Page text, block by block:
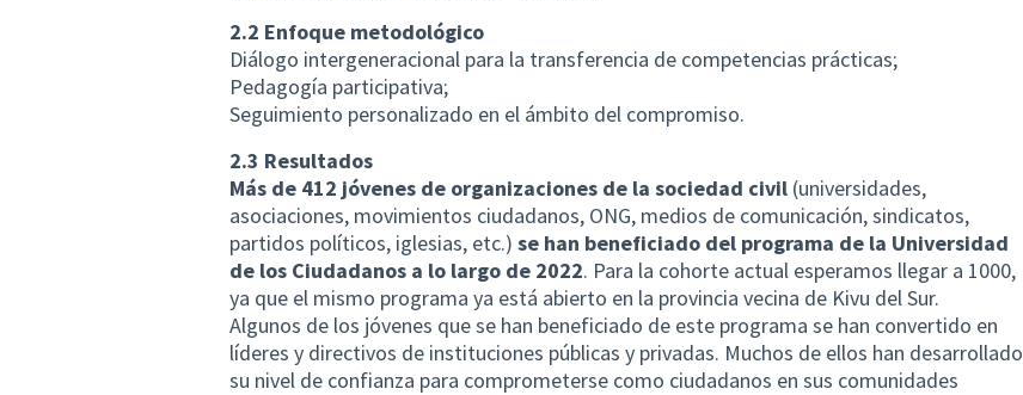
2.2 Enfoque metodológico
Diálogo intergeneracional para la transferencia de competencias prácticas;
Pedagogía participativa;
Seguimiento personalizado en el ámbito del compromiso.
2.3 Resultados
Más de 412 jóvenes de organizaciones de la sociedad civil (universidades,
asociaciones, movimientos ciudadanos, ONG, medios de comunicación, sindicatos,
partidos políticos, iglesias, etc.) se han beneficiado del programa de la Universidad
de los Ciudadanos a lo largo de 2022. Para la cohorte actual esperamos llegar a 1000,
ya que el mismo programa ya está abierto en la provincia vecina de Kivu del Sur.
Algunos de los jóvenes que se han beneficiado de este programa se han convertido en
líderes y directivos de instituciones públicas y privadas. Muchos de ellos han desarrollado
su nivel de confianza para comprometerse como ciudadanos en sus comunidades